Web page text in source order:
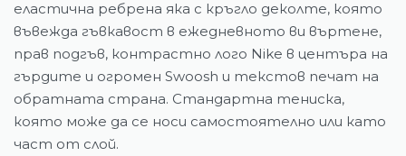
еластична ребрена яка с кръгло деколте, която
въвежда гъвкавост в ежедневното ви въртене,
прав подгъв, контрастно лого Nike в центъра на
гърдите и огромен Swoosh и текстов печат на
обратната страна. Стандартна тениска,
която може да се носи самостоятелно или като
част от слой.